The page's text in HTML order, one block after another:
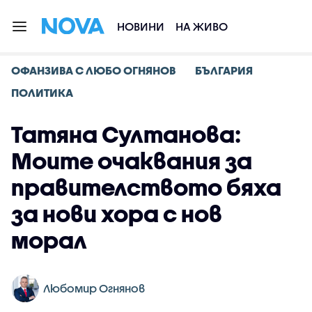
НОВИНИ НА ЖИВО
ОФАНЗИВА С ЛЮБО ОГНЯНОВ
БЪЛГАРИЯ
ПОЛИТИКА
Татяна Султанова:
Моите очаквания за
правителството бяха
за нови хора с нов
морал
Любомир Огнянов